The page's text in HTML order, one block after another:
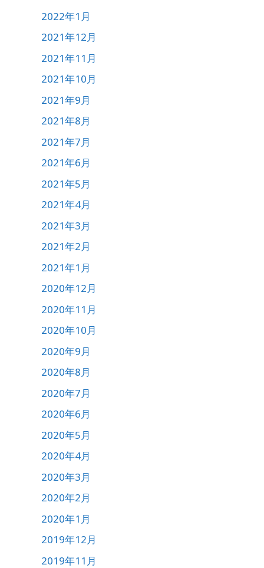
2022年1月
2021年12月
2021年11月
2021年10月
2021年9月
2021年8月
2021年7月
2021年6月
2021年5月
2021年4月
2021年3月
2021年2月
2021年1月
2020年12月
2020年11月
2020年10月
2020年9月
2020年8月
2020年7月
2020年6月
2020年5月
2020年4月
2020年3月
2020年2月
2020年1月
2019年12月
2019年11月